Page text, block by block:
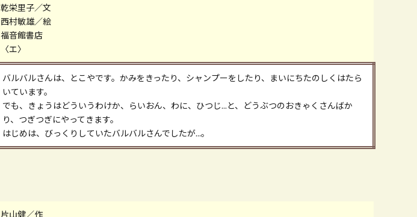
乾栄里子／文
西村敏雄／絵
福音館書店
〈エ〉
バルバルさんは、とこやです。かみをきったり、シャンプーをしたり、まいにちたのしくはたら
いています。
でも、きょうはどういうわけか、らいおん、わに、ひつじ...と、どうぶつのおきゃくさんばか
り、つぎつぎにやってきます。
はじめは、びっくりしていたバルバルさんでしたが...。
片山健／作